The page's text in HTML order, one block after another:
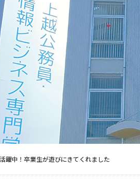
躍中！卒業生が遊びにきてくれました